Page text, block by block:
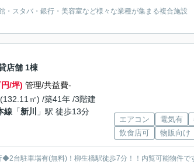
タバ・銀行・美容室など様々な業種が集まる複合施設
店舗 1棟
/坪) 管理/共益費-
㎡) /築41年 /3階建
線 「新川 」駅 徒歩13分
エアコン 電気有
飲食店可
物販向け
台駐車場有(無料)！柳生橋駅徒歩7分！！内覧可能物件で